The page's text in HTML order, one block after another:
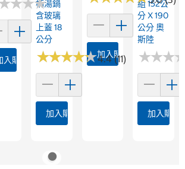
入購物車
柄湯鍋
含玻璃
上蓋 18
公分
★★★★★
★★★★★4.4 (11)
加入購物車
加入購物車
組 152公
分 X 190
公分 奧
斯陸
★★★
★★★
加入購物